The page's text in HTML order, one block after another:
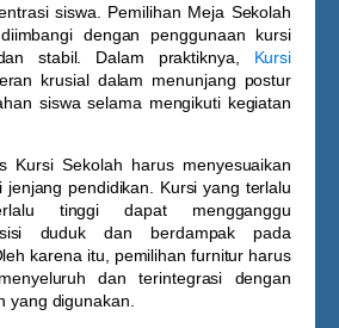
siswa. Pemilihan Meja Sekolah
dengan penggunaan kursi
stabil. Dalam praktiknya, Kursi
krusial dalam menunjang postur
siswa selama mengikuti kegiatan
Kursi Sekolah harus menyesuaikan
jenjang pendidikan. Kursi yang terlalu
tinggi dapat mengganggu
duduk dan berdampak pada
karena itu, pemilihan furnitur harus
dan terintegrasi dengan
yang digunakan.